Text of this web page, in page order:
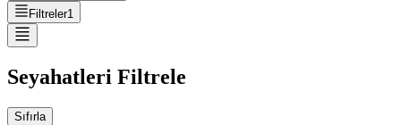
Filtreler1
Seyahatleri Filtrele
Sıfırla